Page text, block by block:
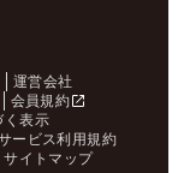
運営会社
会員規約
く表示
ービス利用規約
サイトマップ